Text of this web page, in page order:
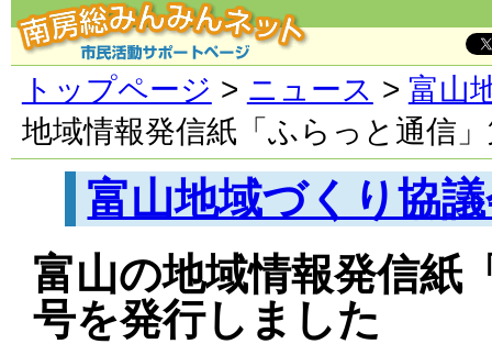
トップページ > ニュース > 富山
地域情報発信紙「ふらっと通信
富山地域づくり協
富山の地域情報発信紙
号を発行しました